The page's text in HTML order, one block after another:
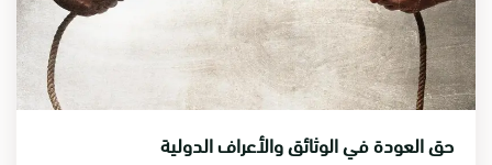
حق العودة في الوثائق والأعراف الدولية